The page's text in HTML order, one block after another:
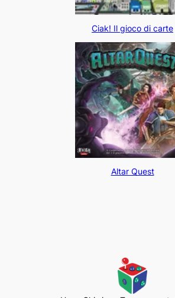
Ciak! Il gioco di carte
Altar Quest